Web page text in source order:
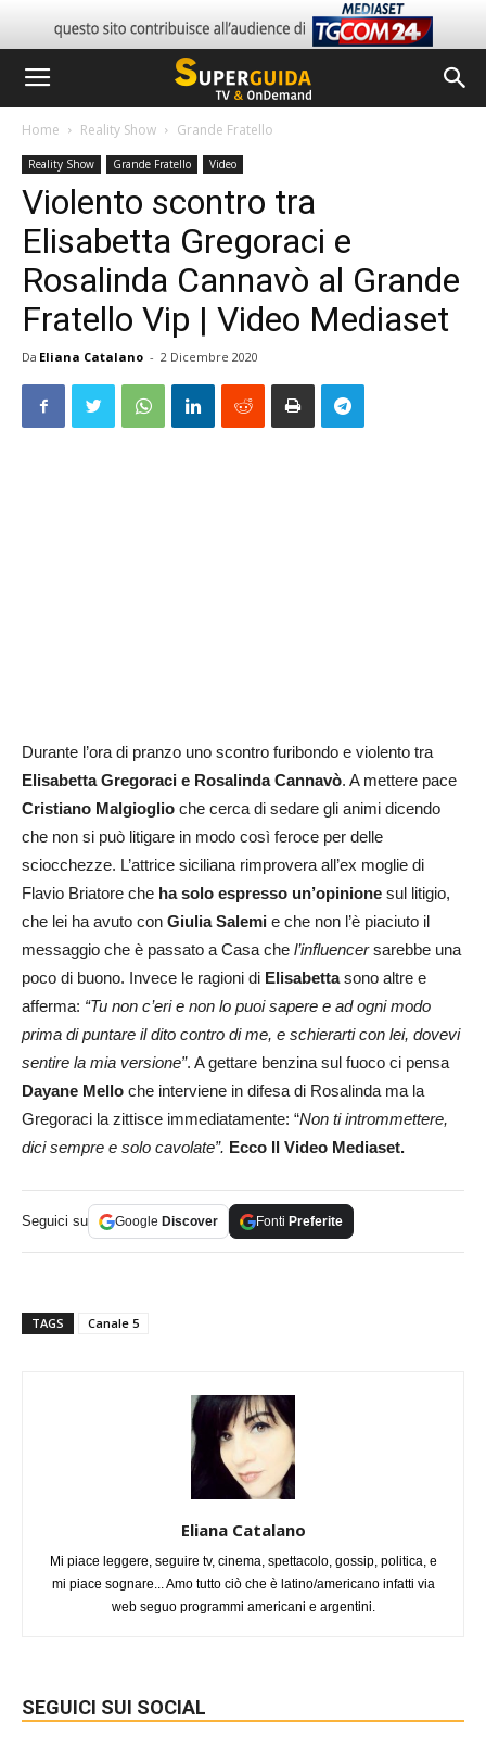
Home Reality Show Grande Fratello
Reality Show Grande Fratello Video
Violento scontro tra
Elisabetta Gregoraci e
Rosalinda Cannavò al Grande
Fratello Vip | Video Mediaset
Da Eliana Catalano - 2 Dicembre 2020
Durante l’ora di pranzo uno scontro furibondo e violento tra
Elisabetta Gregoraci e Rosalinda Cannavò. A mettere pace
Cristiano Malgioglio che cerca di sedare gli animi dicendo
che non si può litigare in modo così feroce per delle
sciocchezze. L’attrice siciliana rimprovera all’ex moglie di
Flavio Briatore che ha solo espresso un’opinione sul litigio,
che lei ha avuto con Giulia Salemi e che non l’è piaciuto il
messaggio che è passato a Casa che l’influencersarebbe una
poco di buono. Invece le ragioni di Elisabettasono altre e
afferma: “Tu non c’eri e non lo puoi sapere e ad ogni modo
prima di puntare il dito contro di me, e schierarti con lei, dovevi
sentire la mia versione”. A gettare benzina sul fuoco ci pensa
Dayane Mello che interviene in difesa di Rosalinda ma la
Gregoraci la zittisce immediatamente: “Non ti intrommettere,
dici sempre e solo cavolate”. Ecco Il Video Mediaset.
Seguici su Google Discover Fonti Preferite
TAGS Canale 5
Eliana Catalano
Mi piace leggere, seguire tv, cinema, spettacolo, gossip, politica, e
mi piace sognare... Amo tutto ciò che è latino/americano infatti via
web seguo programmi americani e argentini.
SEGUICI SUI SOCIAL